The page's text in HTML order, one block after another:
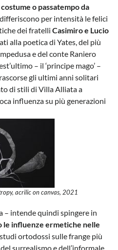
o passatempo da
per intensità le felici
dei fratelli Casimiro e Lucio
alla poetica di Yates, del più
e del conte Raniero
– il ‘principe mago’ –
gli ultimi anni solitari
di stili di Villa Alliata a
influenza su più generazioni
acrilic on canvas, 2021
– intende quindi spingere in
le influenze ermetiche nelle
ortodossi sulle frange più
surrealismo e dell’informale,